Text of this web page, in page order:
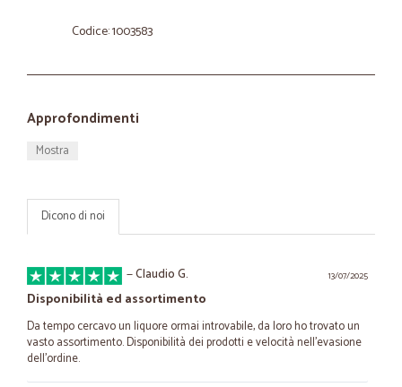
Codice: 1003583
Approfondimenti
Mostra
Dicono di noi
13/07/2025
—Claudio G.
Disponibilità ed assortimento
Da tempo cercavo un liquore ormai introvabile, da loro ho trovato un
vasto assortimento. Disponibilità dei prodotti e velocità nell'evasione
dell’ordine.